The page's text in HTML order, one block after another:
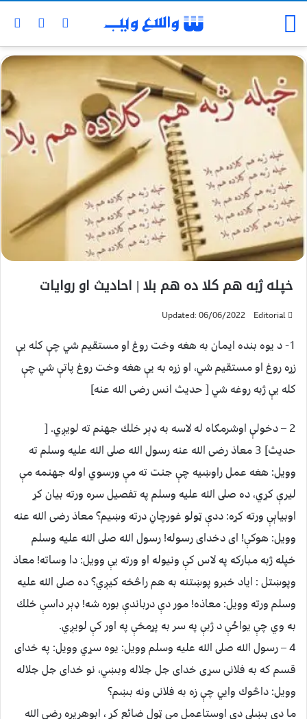
خپله ژبه هم كلا ده هم بلا | احادیث او روایات
Editorial
Updated: 06/06/2022
1- د يوه بنده ايمان به هغه وخت روغ او مستقيم شي چې كله يې
زړه روغ او مستقيم شي، او زړه به يې هغه وخت روغ پاتې شي چې
كله يې ژبه روغه شي [ حديث انس رضى الله عنه]
2 – دخولې اوشرمګاه له لاسه به ډېر خلك جهنم ته لويږي. [
حديث] 3 معاذ رضى الله عنه رسول الله صلى الله عليه وسلم ته
وويل: هغه عمل راوښيه چې جنت ته مې ورسوي اوله جهنمه مې
ليرې كړي، ده صلى الله عليه وسلم په تفصيل سره ورته بيان كړ
اوبياېې ورته كړه: ددې ټولو غورچاڼ درته وښيم؟ معاذ رضى الله عنه
وويل: هوكې! اى دخداى رسوله! رسول الله صلى الله عليه وسلم
خپله ژبه مباركه په لاس كې ونيوله او ورته يې وويل: دا وساته! معاذ
وپوښتل : اياد خبرو پوښتنه به هم راڅخه كيږي؟ ده صلى الله عليه
وسلم ورته وويل: معاذه! مور دې درباندې بوره شه! ډېر داسې خلك
به وي چې يواځې د ژبې په سر به پړمخې په اور كې لويږي.
4 – رسول الله صلى الله عليه وسلم وويل: يوه سړي وويل: په خداى
قسم كه به فلانى سړى خداى جل جلاله وبښي، نو خداى جل جلاله
وويل: داڅوك وايي چې زه به فلانى ونه بښم؟
ما دى بښلى دى اوستاعمل مې ټول ضائع كړ ، ابوهريره رضى الله